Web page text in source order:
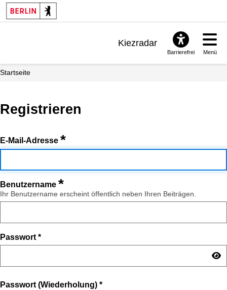
Kiezradar
Barrierefrei Menü
Startseite
Registrieren
E-Mail-Adresse *
Benutzername *
Ihr Benutzername erscheint öffentlich neben Ihren Beiträgen.
Passwort *
Passwort (Wiederholung) *